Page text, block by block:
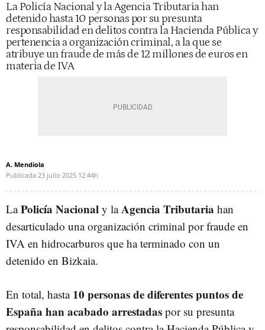
La Policía Nacional y la Agencia Tributaria han
detenido hasta 10 personas por su presunta
responsabilidad en delitos contra la Hacienda Pública y
pertenencia a organización criminal, a la que se
atribuye un fraude de más de 12 millones de euros en
materia de IVA
A. Mendiola
Publicada 23 julio 2025 12:44h
LaPolicía Nacional y laAgencia Tributaria han
desarticulado una organización criminal por fraude en
IVA en hidrocarburos que ha terminado con un
detenido en Bizkaia.
En total, hasta 10 personas de diferentes puntos de
España han acabado arrestadas por su presunta